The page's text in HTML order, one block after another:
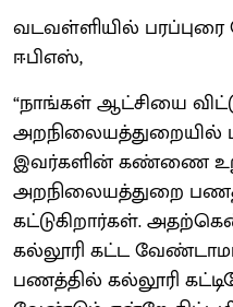
வடவள்ளியில்
ஈபிஎஸ்,
“நாங்கள் ஆட்சியை
அறநிலையத்துறையில்
இவர்களின் கண்ணை
அறநிலையத்துறை
கட்டுகிறார்கள்.
கல்லூரி கட்ட
பணத்தில் கல்லூரி